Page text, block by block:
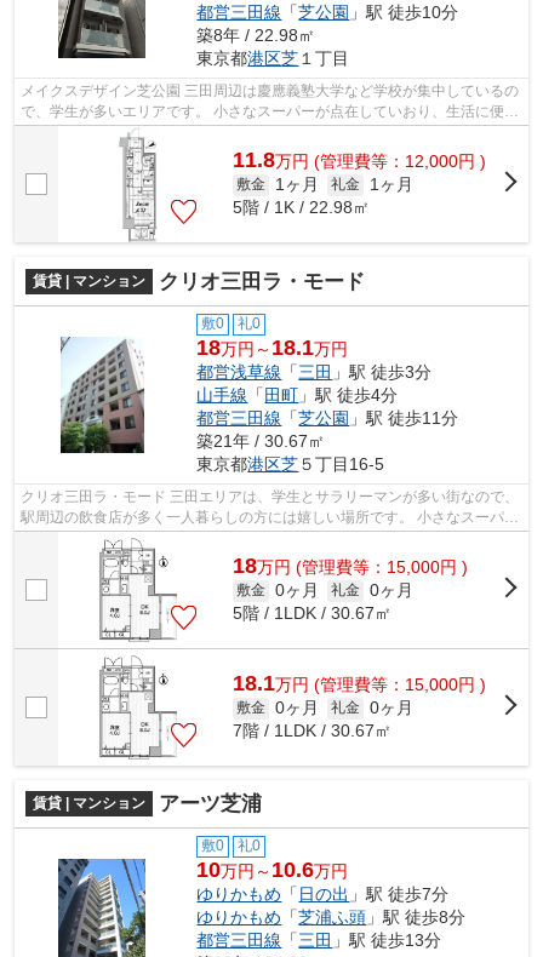
都営三田線 「芝公園 」駅 徒歩10分
築8年 / 22.98㎡
東京都港区芝 １丁目
メイクスデザイン芝公園 三田周辺は慶應義塾大学など学校が集中しているの
で、学生が多いエリアです。 小さなスーパーが点在していおり、生活に便利
な生活環境が整っています。 治...
11.8万円 (管理費等：12,000円 )
敷金 1ヶ月 礼金
1ヶ月
5階 / 1K / 22.98㎡
賃貸 | マンション クリオ三田ラ・モード
敷0 礼0
18万円～ 18.1万円
都営浅草線 「三田 」駅 徒歩3分
山手線 「田町 」駅 徒歩4分
都営三田線 「芝公園 」駅 徒歩11分
築21年 / 30.67㎡
東京都港区芝５丁目16-5
クリオ三田ラ・モード 三田エリアは、学生とサラリーマンが多い街なので、
駅周辺の飲食店が多く一人暮らしの方には嬉しい場所です。 小さなスーパー
が点在しているので、生活必需品...
18万円 (管理費等：15,000円 )
敷金 0ヶ月 礼金 0ヶ月
5階 / 1LDK / 30.67㎡
18.1万円 (管理費等：15,000円 )
敷金 0ヶ月 礼金 0ヶ月
7階 / 1LDK / 30.67㎡
賃貸 | マンション アーツ芝浦
敷0 礼0
10万円～ 10.6万円
ゆりかもめ 「 日の出 」駅 徒歩7分
ゆりかもめ 「芝浦ふ頭 」駅 徒歩8分
都営三田線 「三田 」駅 徒歩13分